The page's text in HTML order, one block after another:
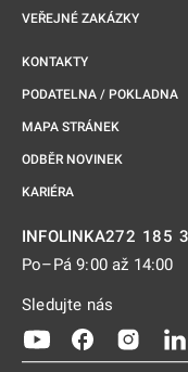
VEŘEJNÉ ZAKÁZKY
KONTAKTY
PODATELNA / POKLADNA
MAPA STRÁNEK
ODBĚR NOVINEK
KARIÉRA
INFOLINKA272 185
Po–Pá 9:00 až 14:00
Sledujte nás
Odkaz se otevře
Odkaz se